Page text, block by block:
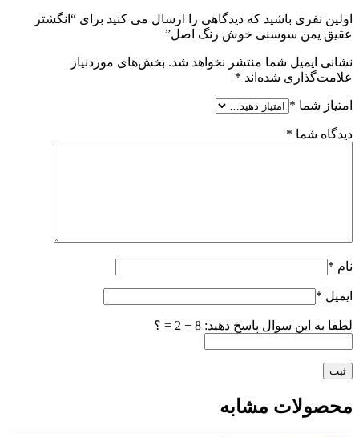
اولین نفری باشید که دیدگاهی را ارسال می کنید برای “انگشتر
عقیق یمن سوسنی خوش رنگ اصل”
نشانی ایمیل شما منتشر نخواهد شد. بخش‌های موردنیاز
علامت‌گذاری شده‌اند *
امتیاز شما *
دیدگاه شما *
نام *
ایمیل *
لطفا به این سوال پاسخ دهید: 8 + 2 = ؟
محصولات مشابه